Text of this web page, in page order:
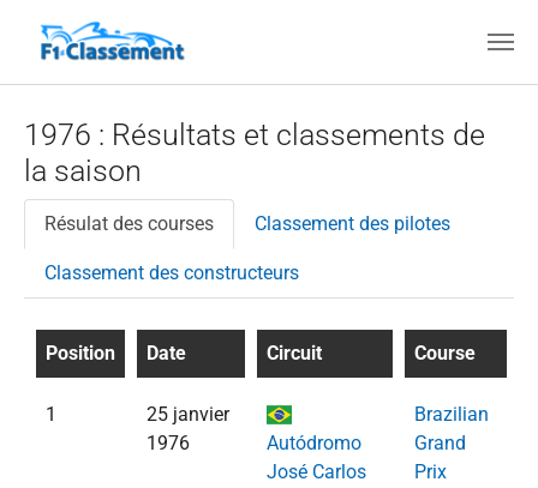
1976 : Résultats et classements de
la saison
Résulat des courses Classement des pilotes
Classement des constructeurs
Position Date Circuit Course
1
25 janvier
1976
Autódromo
José Carlos
Brazilian
Grand
Prix